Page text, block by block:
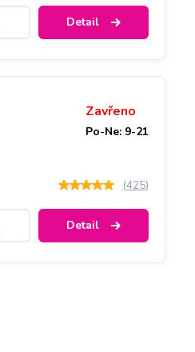
Detail
Zavřeno
Po-Ne: 9-21
(425)
Detail